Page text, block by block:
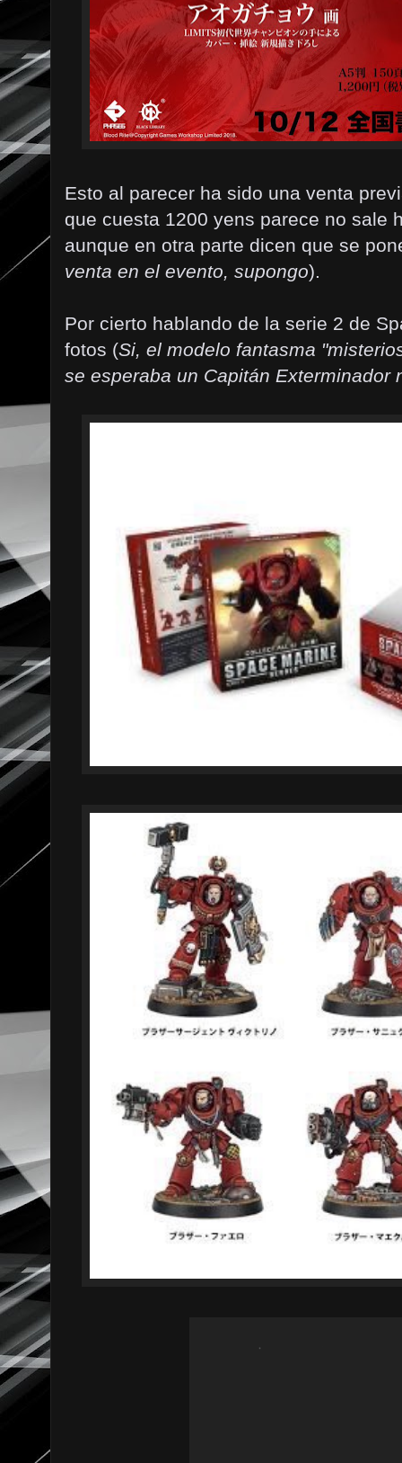
Esto al parecer ha sido una venta
que cuesta 1200 yens parece no sale
aunque en otra parte dicen que se
venta en el evento, supongo).
Por cierto hablando de la serie 2 de
fotos (Si, el modelo fantasma
se esperaba un Capitán Exterminador